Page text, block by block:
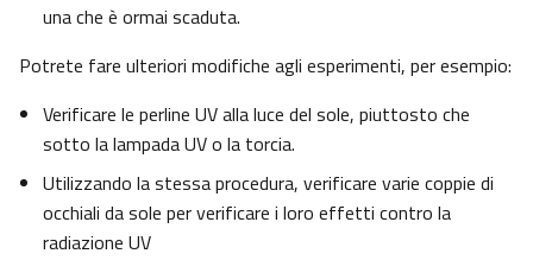
una che è ormai scaduta.
Potrete fare ulteriori modifiche agli esperimenti, per esempio:
Verificare le perline UV alla luce del sole, piuttosto che
sotto la lampada UV o la torcia.
Utilizzando la stessa procedura, verificare varie coppie di
occhiali da sole per verificare i loro effetti contro la
radiazione UV